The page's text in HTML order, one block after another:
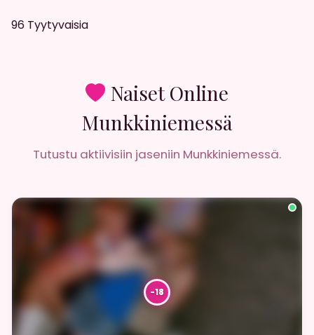
96 Tyytyvaisia
Naiset Online
Munkkiniemessä
Tutustu aktiivisiin jaseniin Munkkiniemessä.